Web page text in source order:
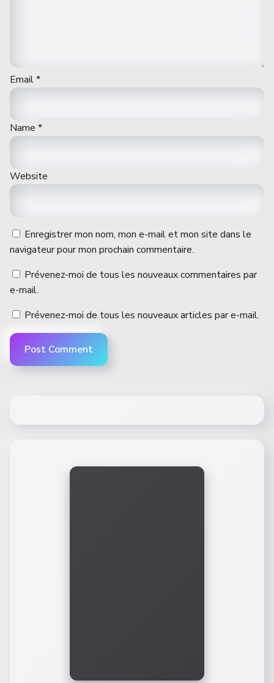
Email*
Name *
Website
Enregistrer mon nom, mon e-mail et mon site dans le
navigateur pour mon prochain commentaire.
Prévenez-moi de tous les nouveaux commentaires par
e-mail.
Prévenez-moi de tous les nouveaux articles par e-mail.